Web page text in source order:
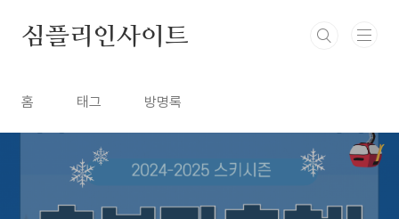
심플리인사이트
홈 태그 방명록